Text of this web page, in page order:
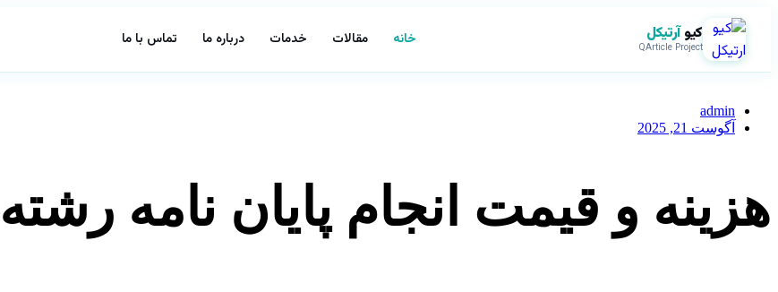
کیوآرتیکل
QArticle Project خانه مقالات خدمات درباره ما تماس با ما
admin
آگوست 21, 2025
هزینه و قیمت انجام پایان نامه